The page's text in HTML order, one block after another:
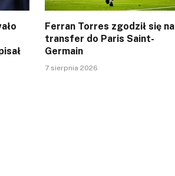
Ferran Torres zgodził się na
transfer do Paris Saint-
Germain
7 sierpnia 2026